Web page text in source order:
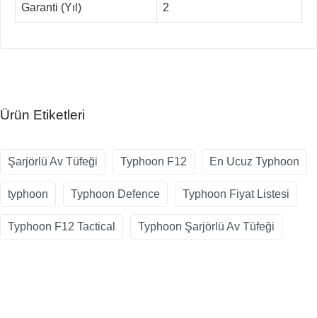
Garanti (Yıl) 2
Ürün Etiketleri
Şarjörlü Av Tüfeği Typhoon F12 En Ucuz Typhoon
typhoon Typhoon Defence Typhoon Fiyat Listesi
Typhoon F12 Tactical Typhoon Şarjörlü Av Tüfeği